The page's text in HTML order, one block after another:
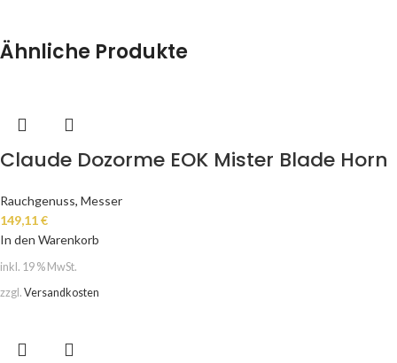
Ähnliche Produkte
Claude Dozorme EOK Mister Blade Horn
Rauchgenuss, Messer
149,11€
In den Warenkorb
inkl. 19 % MwSt.
zzgl. Versandkosten